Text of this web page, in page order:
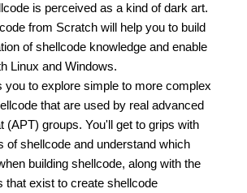
is perceived as a kind of dark art.
from Scratch will help you to build
of shellcode knowledge and enable
Linux and Windows.
you to explore simple to more complex
that are used by real advanced
(APT) groups. You'll get to grips with
of shellcode and understand which
building shellcode, along with the
that exist to create shellcode